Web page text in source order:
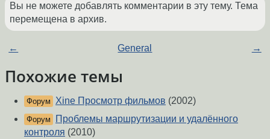
Вы не можете добавлять комментарии в эту тему. Тема
перемещена в архив.
← General →
Похожие темы
Форум Xine Просмотр фильмов (2002)
Форум
Проблемы маршрутизации и удалённого
контроля (2010)